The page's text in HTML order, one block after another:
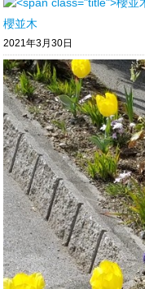
櫻並木
2021年3月30日